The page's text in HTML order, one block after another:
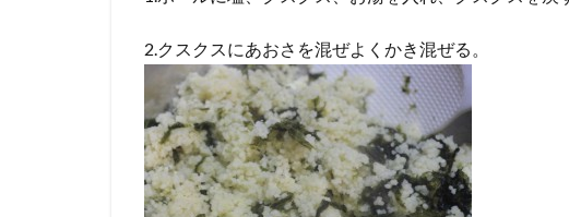
2.クスクスにあおさを混ぜよくかき混ぜる。